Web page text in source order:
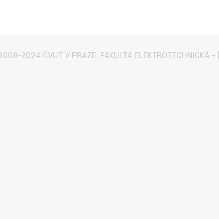
2024 ČVUT V PRAZE, FAKULTA ELEKTROTECHNICKÁ -